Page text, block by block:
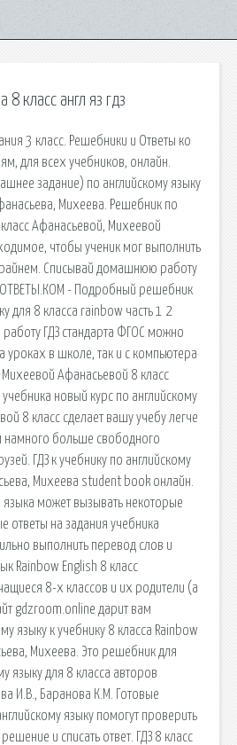
класс англ яз гдз
3 класс. Решебники и Ответы ко
для всех учебников, онлайн.
задание) по английскому языку
Михеева. Решебник по
Афанасьевой, Михеевой
чтобы ученик мог выполнить
Списывай домашнюю работу
ОТВЕТЫ.КОМ - Подробный решебник
для 8 класса rainbow часть 1 2
ГДЗ стандарта ФГОС можно
уроках в школе, так и с компьютера
Афанасьевой 8 класс
новый курс по английскому
8 класс сделает вашу учебу легче
намного больше свободного
ГДЗ к учебнику по английскому
Михеева student book онлайн.
языка может вызывать некоторые
ответы на задания учебника
выполнить перевод слов и
Rainbow English 8 класс
8-х классов и их родители (а
gdzroom.online дарит вам
языку к учебнику 8 класса Rainbow
Михеева. Это решебник для
языку для 8 класса авторов
И.В., Баранова К.М. Готовые
языку помогут проверить
и списать ответ. ГДЗ 8 класс